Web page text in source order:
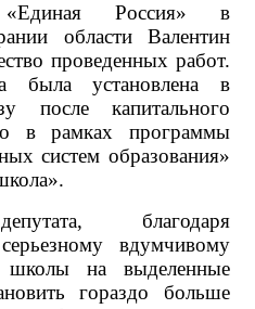
Россия» в
области Валентин
проведенных работ.
была установлена в
после капитального
в рамках программы
систем образования»
благодаря
вдумчивому
школы на выделенные
гораздо больше